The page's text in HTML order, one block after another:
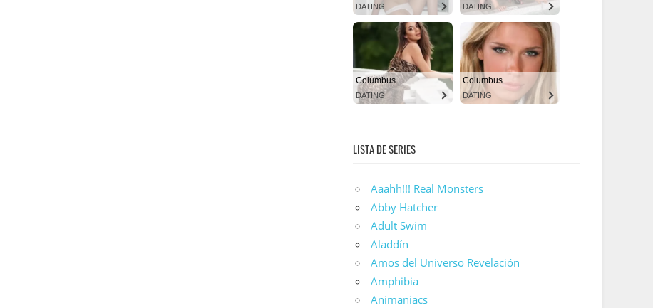
LISTA DE SERIES
Aaahh!!! Real Monsters
Abby Hatcher
Adult Swim
Aladdín
Amos del Universo Revelación
Amphibia
Animaniacs